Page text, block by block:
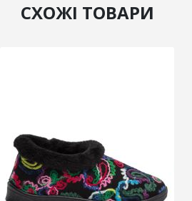
СХОЖІ ТОВАРИ